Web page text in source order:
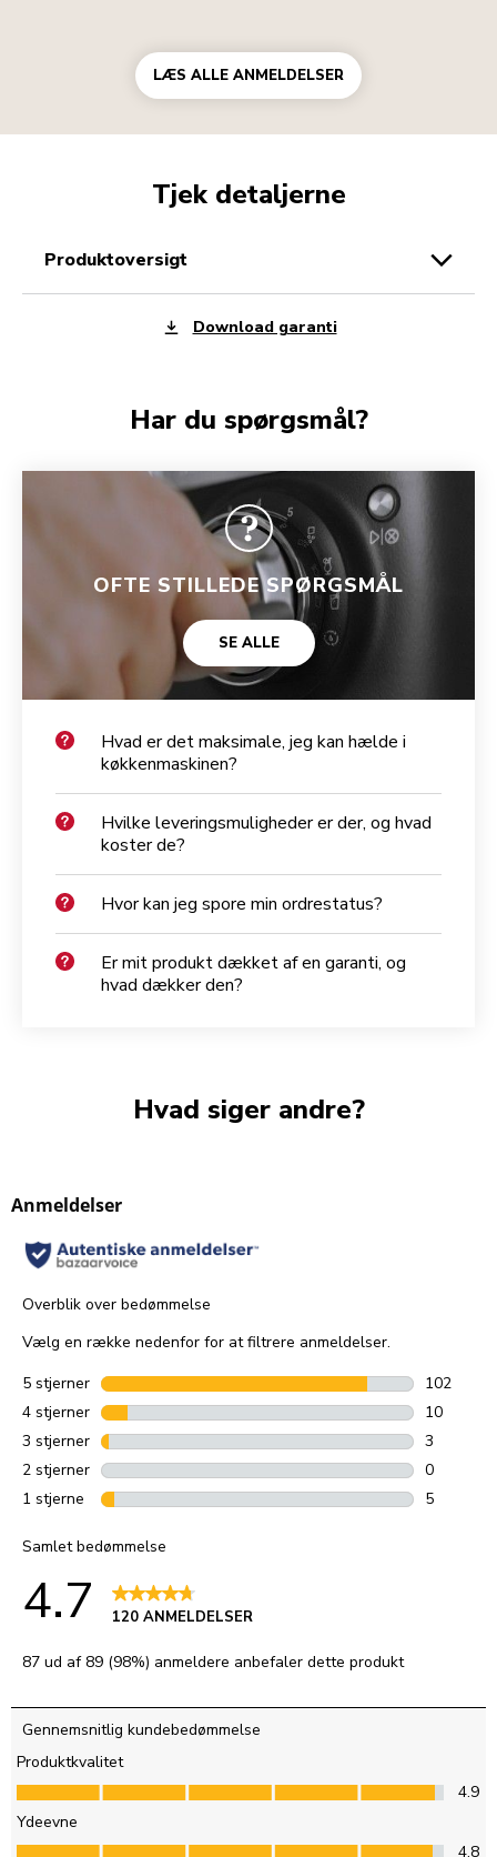
LÆS ALLE ANMELDELSER
Tjek detaljerne
produktoversigt
Download garanti
Har du spørgsmål?
OFTE STILLEDE SPØRGSMÅL
SE ALLE
Hvad er det maksimale, jeg kan hælde i
køkkenmaskinen?
Hvilke leveringsmuligheder er der, og hvad
koster de?
Hvor kan jeg spore min ordrestatus?
Er mit produkt dækket af en garanti, og
hvad dækker den?
Hvad siger andre?